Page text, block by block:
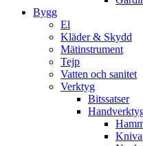
Bygg
El
Kläder & Skydd
Mätinstrument
Tejp
Vatten och sanitet
Verktyg
Bitssatser